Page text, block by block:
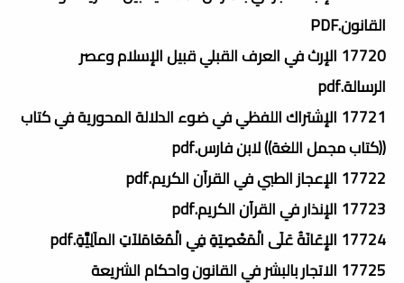
القانون.PDF
17720 الإرث في العرف القبلي قبيل الإسلام وعصر
الرسالة.pdf
17721 الإشتراك اللفظي في ضوء الدلالة المحورية في كتاب
((كتاب مجمل اللغة)) لابن فارس.pdf
17722 الإعجاز الطبي في القرآن الكريم.pdf
17723 الإنذار في القرآن الكريم.pdf
17724 الإِعَانَةُ عَلَى الْمَعْصِيَةِ فِي الْمُعَامَلاَتِ الماَلِيَّةِ.pdf
17725 الاتجار بالبشر في القانون واحكام الشريعة